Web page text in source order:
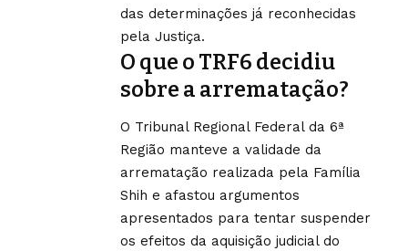
das determinações já reconhecidas
pela Justiça.
O que o TRF6 decidiu
sobre a arrematação?
O Tribunal Regional Federal da 6ª
Região manteve a validade da
arrematação realizada pela Família
Shih e afastou argumentos
apresentados para tentar suspender
os efeitos da aquisição judicial do